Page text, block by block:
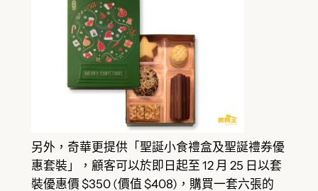
另外，奇華更提供「聖誕小食禮盒及聖誕禮券優
惠套裝」，顧客可以於即日起至 12 月 25 日以套
裝優惠價 $350 (價值 $408)，購買一套六張的